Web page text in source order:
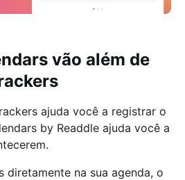
vão além de
ajuda você a registrar o
by Readdle ajuda você a
diretamente na sua agenda, o